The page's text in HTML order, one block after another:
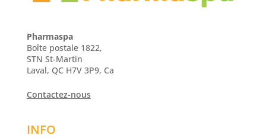
Pharmaspa
Boîte postale 1822,
STN St-Martin
Laval, QC H7V 3P9, Ca
Contactez-nous
INFO